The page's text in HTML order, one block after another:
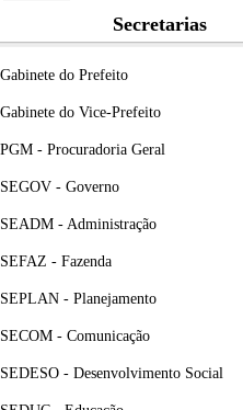
Secretarias
Gabinete do Prefeito
Gabinete do Vice-Prefeito
PGM - Procuradoria Geral
SEGOV - Governo
SEADM - Administração
SEFAZ - Fazenda
SEPLAN - Planejamento
SECOM - Comunicação
SEDESO - Desenvolvimento Social